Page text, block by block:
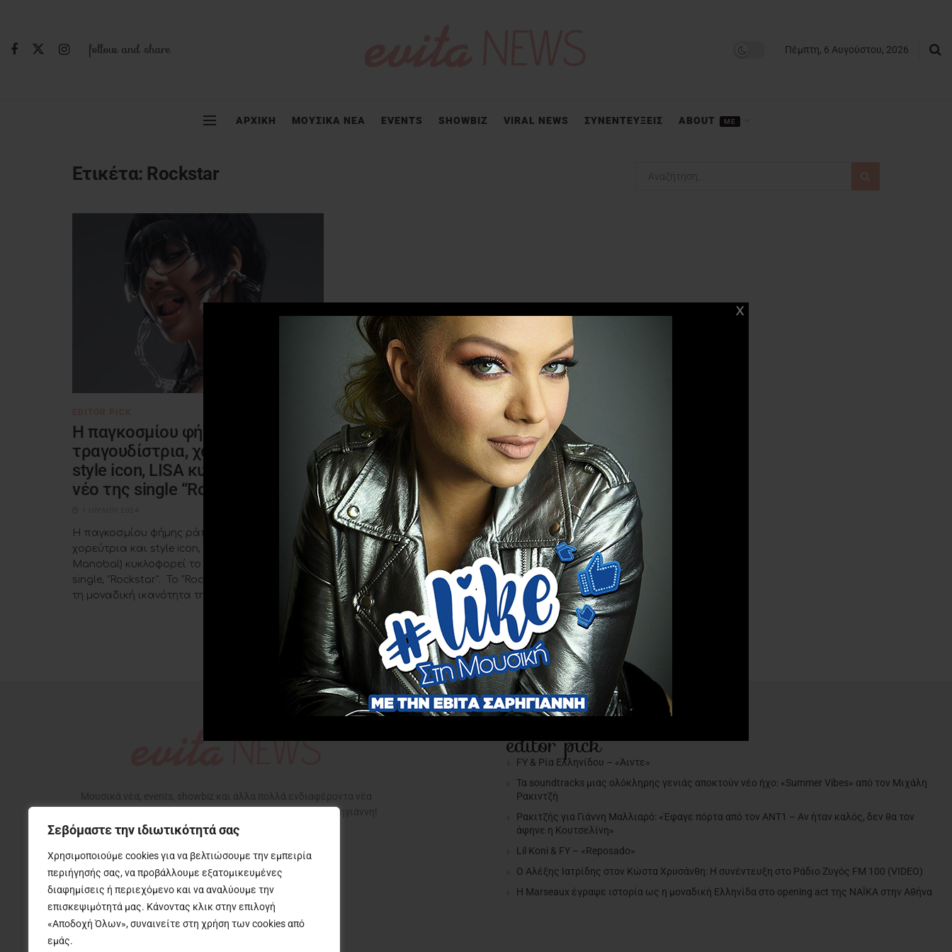
Σεβόμαστε την ιδιωτικότητά σας
Χρησιμοποιούμε cookies για να βελτιώσουμε την εμπειρία
περιήγησής σας, να προβάλλουμε εξατομικευμένες
διαφημίσεις ή περιεχόμενο και να αναλύουμε την
επισκεψιμότητά μας. Κάνοντας κλικ στην επιλογή
«Αποδοχή Όλων», συναινείτε στη χρήση των cookies από
εμάς.
follow and share Πέμπτη, 6 Αυγούστου, 2026
ΑΡΧΙΚΗ ΜΟΥΣΙΚΑ ΝΕΑ EVENTS SHOWBIZ VIRAL NEWS ΣΥΝΕΝΤΕΥΞΕΙΣ ABOUT ME
Ετικέτα: Rockstar
H παγκοσμίου φήμης ράπερ,
τραγουδίστρια, χορεύτρια και
style icon, LISA κυκλοφορεί το
νέο της single “Rockstar”
H παγκοσμίου φήμης ράπερ, τραγουδίστρια,
χορεύτρια και style icon, LISA (Lalisa
Manobal) κυκλοφορεί το νέο της
single, "Rockstar". Το "Rockstar" αναδεικνύει
τη μοναδική ικανότητα της ...
Μουσικά νέα, events, showbiz και άλλα πολλά ενδιαφέροντα νέα
που αφορούν την ζωή μας, με την υπογραφή της Εβίτα Σαρηγιάννη!
editor pick
FY & Ρία Ελληνίδου – «Άιντε»
Τα soundtracks μιας ολόκληρης γενιάς αποκτούν νέο ήχο: «Summer Vibes» από τον Μιχάλη
Ρακιντζή
Ρακιτζής για Γιάννη Μαλλιαρό: «Έφαγε πόρτα από τον ΑΝΤ1 – Αν ήταν καλός, δεν θα τον
άφηνε η Κουτσελίνη»
Lil Koni & FY – «Reposado»
Ο Αλέξης Ιατρίδης στον Κώστα Χρυσάνθη: Η συνέντευξη στο Ράδιο Ζυγός FM 100 (VIDEO)
H Marseaux έγραψε ιστορία ως η μοναδική Ελληνίδα στο opening act της NAÏKA στην Αθήνα